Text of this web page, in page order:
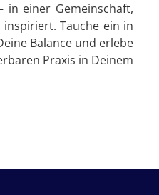
in einer Gemeinschaft,
Tauche ein in
Balance und erlebe
Praxis in Deinem